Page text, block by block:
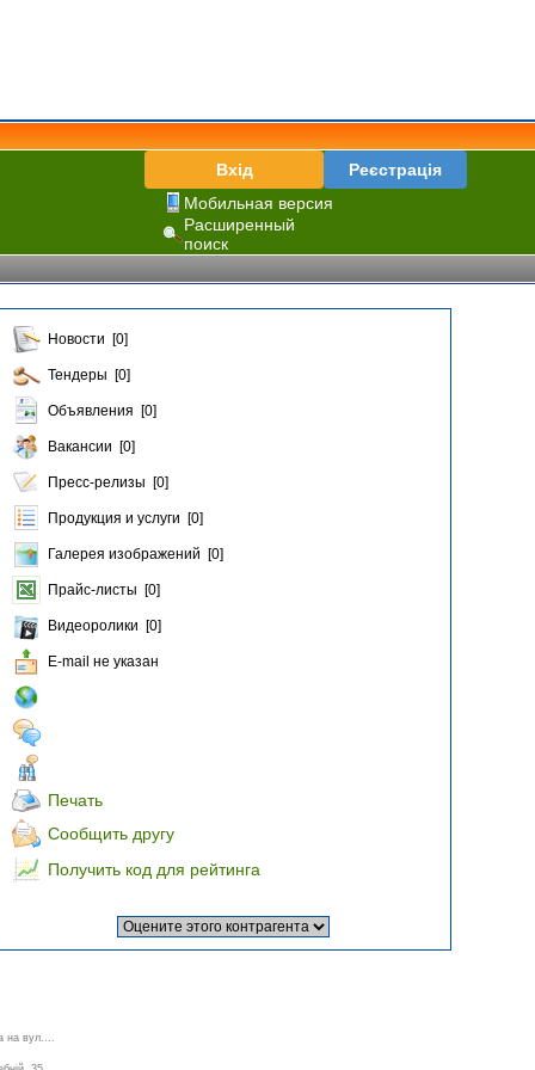
Вхід
Реєстрація
Мобильная версия
Расширенный
поиск
Новости [0]
Тендеры [0]
Объявления [0]
Вакансии [0]
Пресс-релизы [0]
Продукция и услуги [0]
Галерея изображений [0]
Прайс-листы [0]
Видеоролики [0]
E-mail не указан
Печать
Сообщить другу
Получить код для рейтинга
на вул....